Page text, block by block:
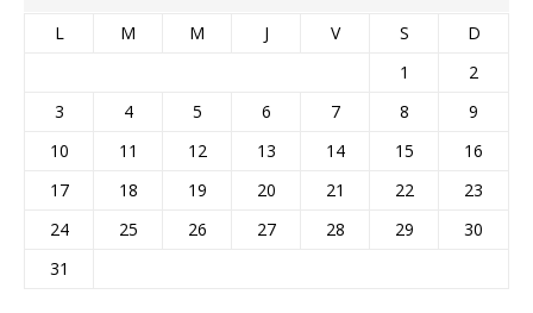
L M M J V S
D
1
2
3
4 5 6 7 8
9
10
11 12 13 14 15
16
17
18 19 20 21 22
23
24
25 26 27 28 29
30
31